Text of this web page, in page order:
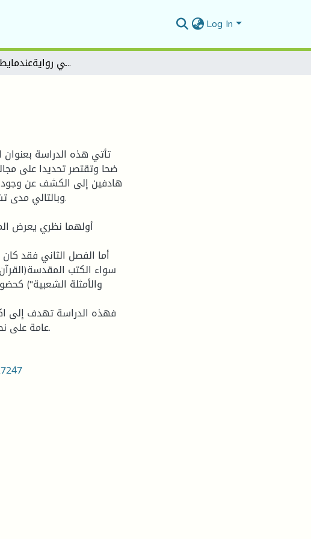
Log In
التناص في روايةعندمايطغى النساء
تأتي هذه الدراسة
ضحا وتقتصر تحديدا على
هادفين إلى الكشف عن وجود
وبالتالي مدى
أولهما نظري يعرض
أما الفصل الثاني فقد
سواء الكتب المقدسة(القرآن
والأمثلة الشعبية")
فهذه الدراسة تهدف إلى
عامة على نصوص أخرى ما يؤكده انفتاح النص الروائي العربي.